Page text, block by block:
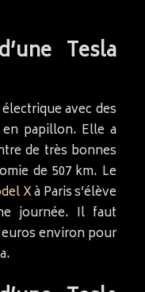
Tesla
avec des
en papillon. Elle a
de très bonnes
de 507 km. Le
Xà Paris s’élève
journée. Il faut
environ pour